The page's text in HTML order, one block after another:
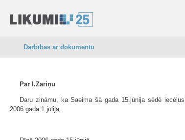
Darbības ar dokumentu
Par I.Zariņu
Daru zināmu, ka Saeima šā gada 15.jūnija sēdē
2006.gada 1.jūlijā.